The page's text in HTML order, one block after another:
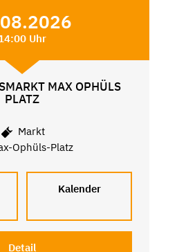
Uhr
MAX OPHÜLS
PLATZ
Markt
Ophüls-Platz
Kalender
Detail